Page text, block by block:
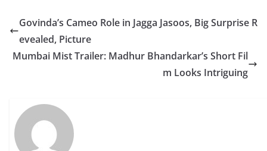
Govinda’s Cameo Role in Jagga Jasoos, Big Surprise R
evealed, Picture
Mumbai Mist Trailer: Madhur Bhandarkar’s Short Fil
m Looks Intriguing